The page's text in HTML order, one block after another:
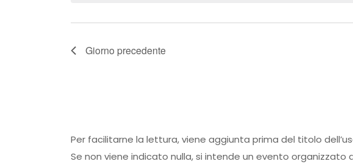
Giorno precedente
Per facilitarne la lettura, viene aggiunta prima del titolo
Se non viene indicato nulla, si intende un evento organizzato